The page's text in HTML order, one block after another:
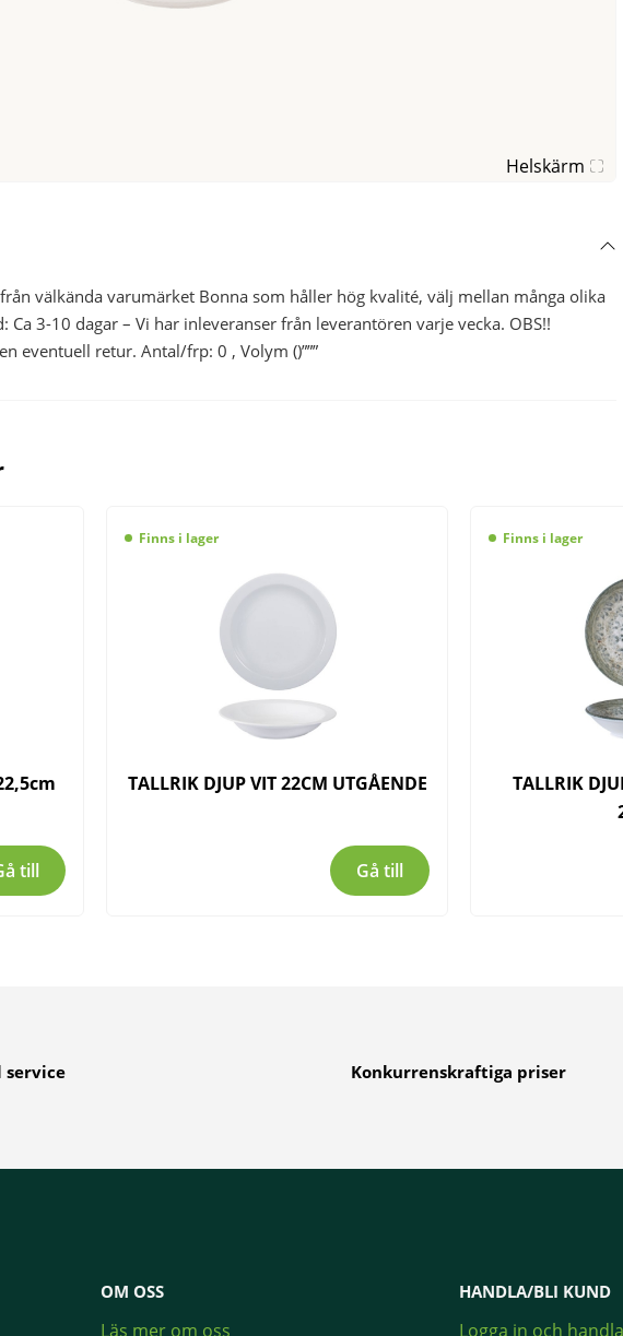
Helskärm
välkända varumärket Bonna som håller hög kvalité, välj mellan många olika
3-10 dagar – Vi har inleveranser från leverantören varje vecka. OBS!!
eventuell retur. Antal/frp: 0 , Volym ()”””
till
Finns i lager
TALLRIK DJUP VIT 22CM UTGÅENDE
Gå till
Finns i lager
TALLRIK
service Konkurrenskraftiga priser
OM OSS
Läs mer om oss
HANDLA/BLI KUND
Logga in och handla